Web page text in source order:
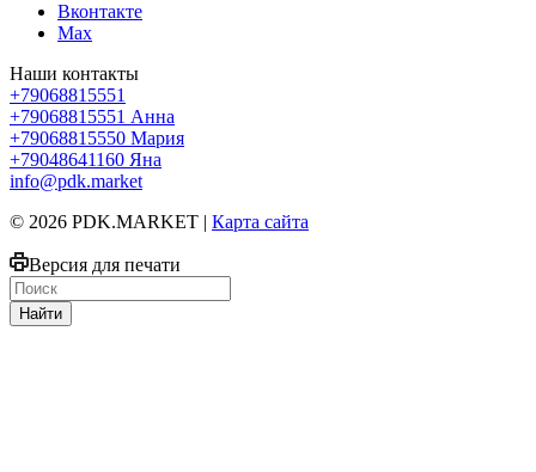
Вконтакте
Max
Наши контакты
+79068815551
+79068815551 Анна
+79068815550 Мария
+79048641160 Яна
info@pdk.market
© 2026 PDK.MARKET | Карта сайта
Версия для печати
Найти